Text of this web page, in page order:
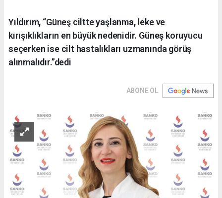
Yıldırım, “Güneş ciltte yaşlanma, leke ve
kırışıklıkların en büyük nedenidir. Güneş koruyucu
seçerken ise cilt hastalıkları uzmanında görüş
alınmalıdır.”dedi
ABONE OL